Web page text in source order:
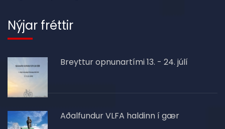
Nýjar fréttir
Breyttur opnunartími 13. - 24. júlí
Aðalfundur VLFA haldinn í gær